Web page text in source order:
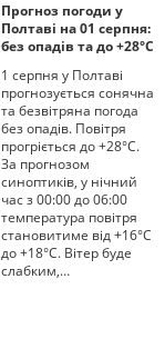
Прогноз погоди у
Полтаві на 01 серпня:
без опадів та до +28°С
1 серпня у Полтаві
прогнозується сонячна
та безвітряна погода
без опадів. Повітря
прогріється до +28°С.
За прогнозом
синоптиків, у нічний
час з 00:00 до 06:00
температура повітря
становитиме від +16°С
до +18°С. Вітер буде
слабким,…